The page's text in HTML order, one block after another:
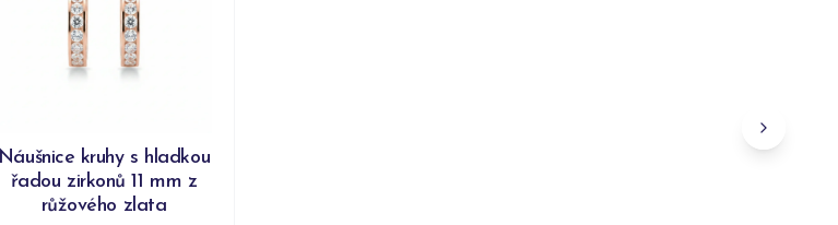
Náušnice kruhy s hladkou
řadou zirkonů 11 mm z
růžového zlata